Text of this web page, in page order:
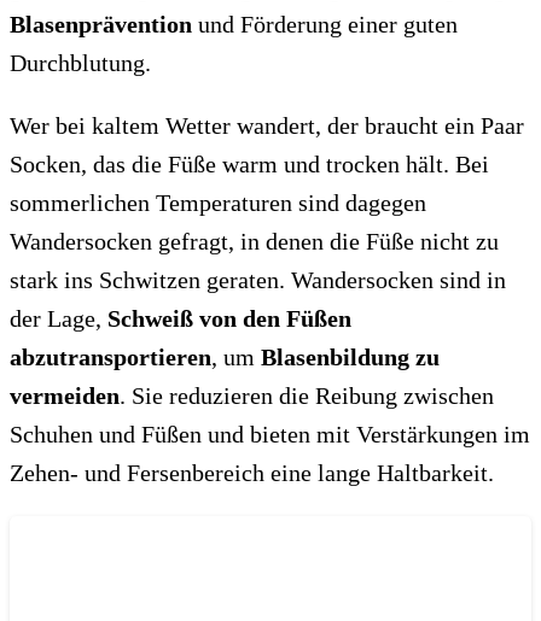
Blasenprävention und Förderung einer guten
Durchblutung.
Wer bei kaltem Wetter wandert, der braucht ein Paar
Socken, das die Füße warm und trocken hält. Bei
sommerlichen Temperaturen sind dagegen
Wandersocken gefragt, in denen die Füße nicht zu
stark ins Schwitzen geraten. Wandersocken sind in
der Lage, Schweiß von den Füßen
abzutransportieren, um Blasenbildung zu
vermeiden. Sie reduzieren die Reibung zwischen
Schuhen und Füßen und bieten mit Verstärkungen im
Zehen- und Fersenbereich eine lange Haltbarkeit.